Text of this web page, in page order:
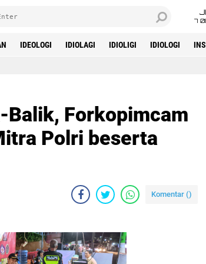
7
IDEOLOGI IDIOLAGI IDIOLIGI IDIOLOGI
Forkopimcam
Polri beserta
Komentar ()